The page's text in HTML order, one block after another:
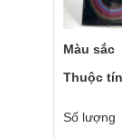
Màu sắc
Thuộc
Số lượng